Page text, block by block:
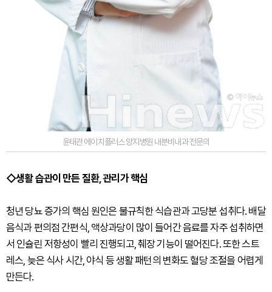
윤태관 에이치플러스 양지병원 내분비내과 전문의
◇생활 습관이 만든 질환, 관리가 핵심
청년 당뇨 증가의 핵심 원인은 불규칙한 식습관과 고당분 섭취다. 배달
음식과 편의점 간편식, 액상과당이 많이 들어간 음료를 자주 섭취하면
서 인슐린 저항성이 빨리 진행되고, 췌장 기능이 떨어진다. 또한 스트
레스, 늦은 식사 시간, 야식 등 생활 패턴의 변화도 혈당 조절을 어렵게
만든다.